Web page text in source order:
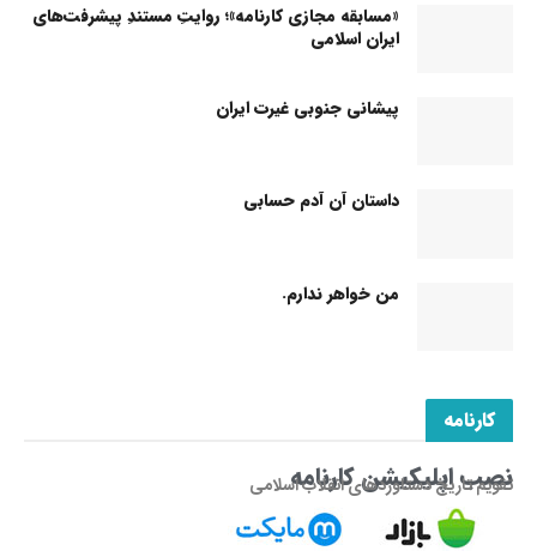
«مسابقه مجازی کارنامه»؛ روایتِ مستندِ پیشرفت‌های
ایران اسلامی
پیشانی جنوبی غیرت ایران
داستان آن آدم حسابی
من خواهر ندارم.
کارنامه
نصب اپلیکیشن کارنامه
تقویم تاریخ دستاوردهای انقلاب اسلامی